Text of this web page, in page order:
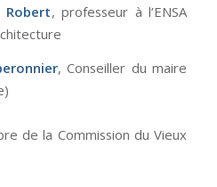
Robert, professeur à l’ENSA
, Conseiller du maire
de la Commission du Vieux